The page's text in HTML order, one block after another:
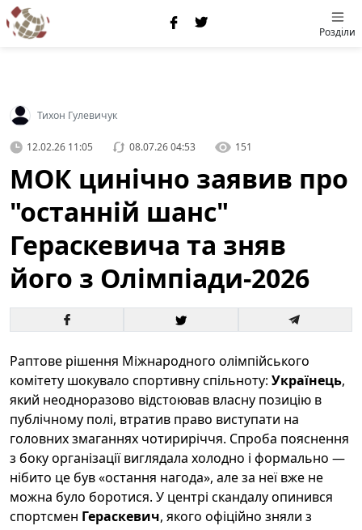
Розділи
Тихон Гулевичук
12.02.26 11:05 08.07.26 04:53 151
МОК цинічно заявив про
"останній шанс"
Гераскевича та зняв
його з Олімпіади-2026
Раптове рішення Міжнародного олімпійського
комітету шокувало спортивну спільноту: Українець,
який неодноразово відстоював власну позицію в
публічному полі, втратив право виступати на
головних змаганнях чотириріччя. Спроба пояснення
з боку організації виглядала холодно і формально —
нібито це був «остання нагода», але за неї вже не
можна було боротися. У центрі скандалу опинився
спортсмен Гераскевич, якого офіційно зняли з